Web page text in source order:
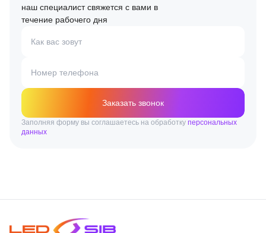
наш специалист свяжется с вами в
течение рабочего дня
Как вас зовут
Номер телефона
Заказать звонок
Заполняя форму вы соглашаетесь на обработку персональных
данных